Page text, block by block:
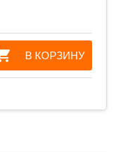
В КОРЗИНУ